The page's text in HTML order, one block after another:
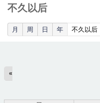
不久以后
月 周 日 年 不久以后
«